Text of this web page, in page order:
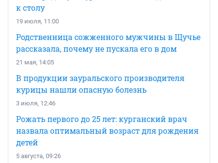
к столу
19 июля, 11:00
Родственница сожженного мужчины в Щучье
рассказала, почему не пускала его в дом
21 мая, 14:05
В продукции зауральского производителя
курицы нашли опасную болезнь
3 июля, 12:46
Рожать первого до 25 лет: курганский врач
назвала оптимальный возраст для рождения
детей
5 августа, 09:26